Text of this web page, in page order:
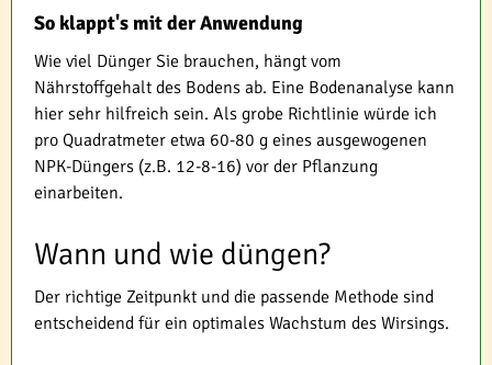
So klappt's mit der Anwendung
Wie viel Dünger Sie brauchen, hängt vom
Nährstoffgehalt des Bodens ab. Eine Bodenanalyse kann
hier sehr hilfreich sein. Als grobe Richtlinie würde ich
pro Quadratmeter etwa 60-80 g eines ausgewogenen
NPK-Düngers (z.B. 12-8-16) vor der Pflanzung
einarbeiten.
Wann und wie düngen?
Der richtige Zeitpunkt und die passende Methode sind
entscheidend für ein optimales Wachstum des Wirsings.